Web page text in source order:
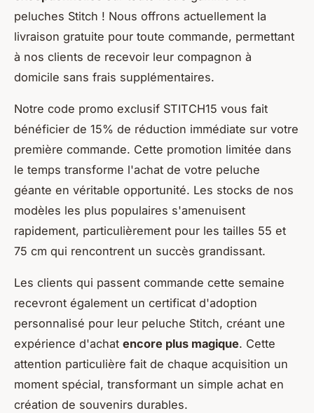
peluches Stitch ! Nous offrons actuellement la
livraison gratuite pour toute commande, permettant
à nos clients de recevoir leur compagnon à
domicile sans frais supplémentaires.
Notre code promo exclusif STITCH15 vous fait
bénéficier de 15% de réduction immédiate sur votre
première commande. Cette promotion limitée dans
le temps transforme l'achat de votre peluche
géante en véritable opportunité. Les stocks de nos
modèles les plus populaires s'amenuisent
rapidement, particulièrement pour les tailles 55 et
75 cm qui rencontrent un succès grandissant.
Les clients qui passent commande cette semaine
recevront également un certificat d'adoption
personnalisé pour leur peluche Stitch, créant une
expérience d'achat encore plus magique. Cette
attention particulière fait de chaque acquisition un
moment spécial, transformant un simple achat en
création de souvenirs durables.